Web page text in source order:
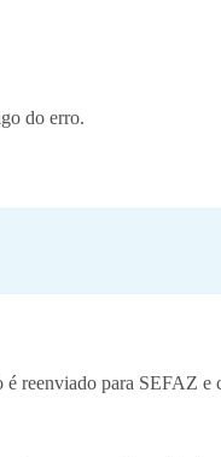
do erro.
é reenviado para SEFAZ e